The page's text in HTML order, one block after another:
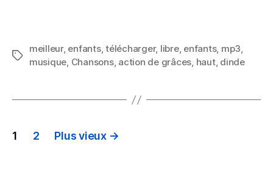
Mots
meilleur, enfants,télécharger, libre, enfants, mp3,
musique, Chansons, action de grâces, haut, dinde
PAGINATION
1 2 Plus vieux →